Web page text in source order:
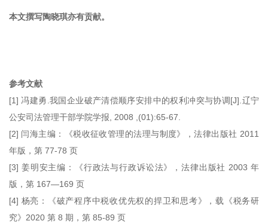
本文撰写陶晓琪亦有贡献。
参考文献
[1] 冯建勇.我国企业破产清偿顺序安排中的权利冲突与协调[J].辽宁
公安司法管理干部学院学报, 2008 ,(01):65-67.
[2] 闫海主编：《税收征收管理的法理与制度》，法律出版社 2011
年版，第 77-78 页
[3] 姜明安主编：《行政法与行政诉讼法》，法律出版社 2003 年
版，第 167—169 页
[4] 杨亮：《破产程序中税收优先权的捍卫和思考》，载《税务研
究》2020 第 8 期，第 85-89 页